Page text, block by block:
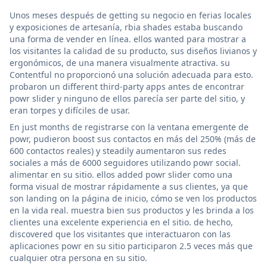
Unos meses después de getting su negocio en ferias locales
y exposiciones de artesanía, rbia shades estaba buscando
una forma de vender en línea. ellos wanted para mostrar a
los visitantes la calidad de su producto, sus diseños livianos y
ergonómicos, de una manera visualmente atractiva. su
Contentful no proporcionó una solución adecuada para esto.
probaron un different third-party apps antes de encontrar
powr slider y ninguno de ellos parecía ser parte del sitio, y
eran torpes y difíciles de usar.
En just months de registrarse con la ventana emergente de
powr, pudieron boost sus contactos en más del 250% (más de
600 contactos reales) y steadily aumentaron sus redes
sociales a más de 6000 seguidores utilizando powr social.
alimentar en su sitio. ellos added powr slider como una
forma visual de mostrar rápidamente a sus clientes, ya que
son landing on la página de inicio, cómo se ven los productos
en la vida real. muestra bien sus productos y les brinda a los
clientes una excelente experiencia en el sitio. de hecho,
discovered que los visitantes que interactuaron con las
aplicaciones powr en su sitio participaron 2.5 veces más que
cualquier otra persona en su sitio.